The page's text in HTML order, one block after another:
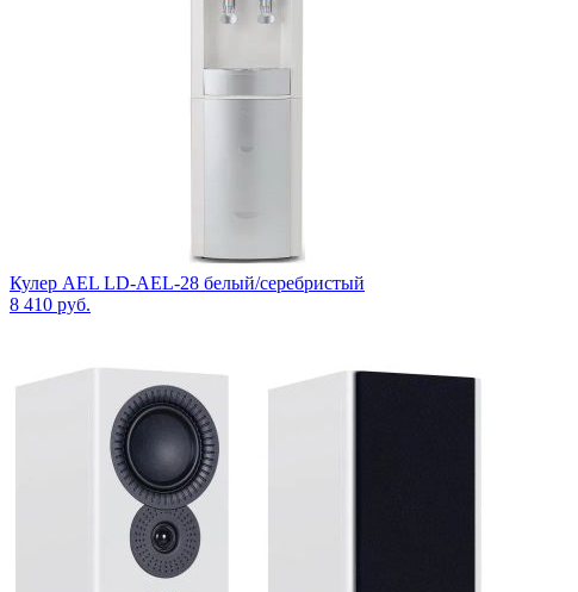
Кулер AEL LD-AEL-28 белый/серебристый
8 410 руб.